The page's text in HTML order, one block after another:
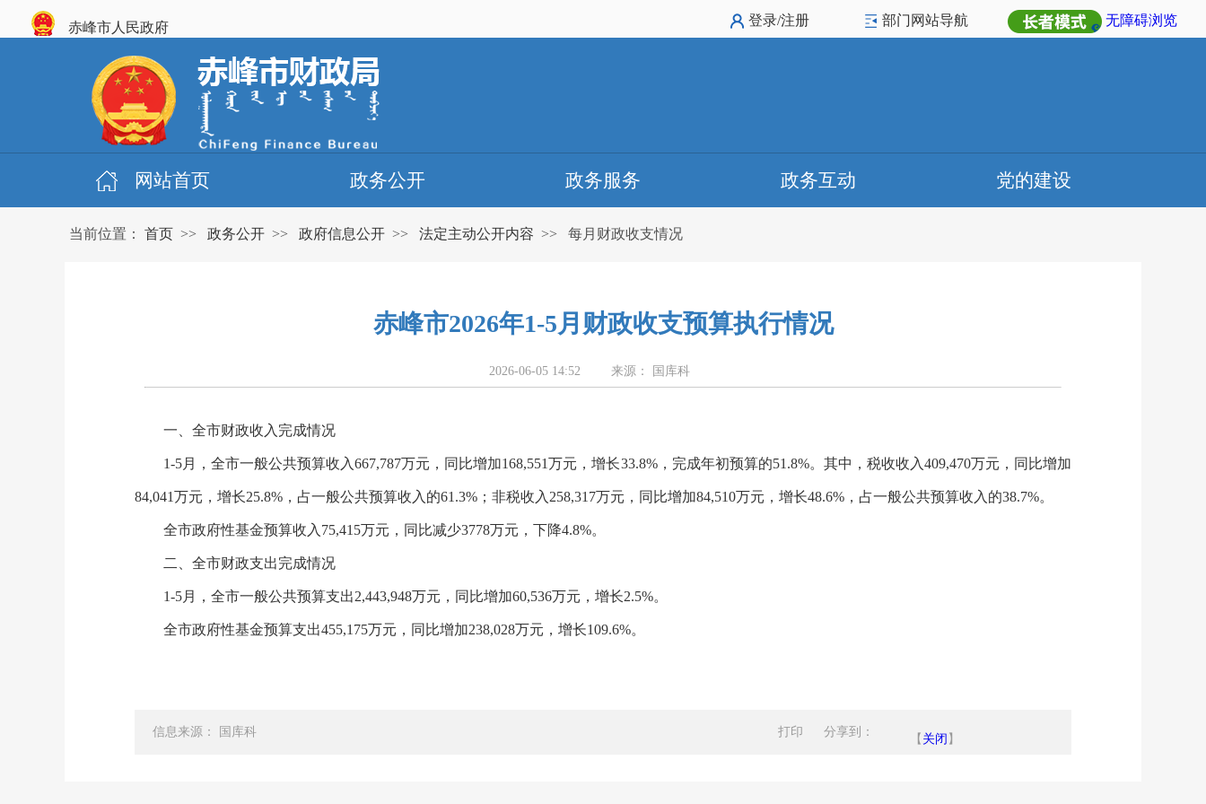
赤峰市人民政府 登录/注册 部门网站导航 无障碍浏览
网站首页 政务公开 政务服务 政务互动 党的建设
当前位置： 首页 >> 政务公开 >> 政府信息公开 >> 法定主动公开内容 >> 每月财政收支情况
赤峰市2026年1-5月财政收支预算执行情况
2026-06-05 14:52 来源： 国库科
一、全市财政收入完成情况
1-5月，全市一般公共预算收入667,787万元，同比增加168,551万元，增长33.8%，完成年初预算的51.8%。其中，税收收入409,470万元，同比增加
84,041万元，增长25.8%，占一般公共预算收入的61.3%；非税收入258,317万元，同比增加84,510万元，增长48.6%，占一般公共预算收入的38.7%。
全市政府性基金预算收入75,415万元，同比减少3778万元，下降4.8%。
二、全市财政支出完成情况
1-5月，全市一般公共预算支出2,443,948万元，同比增加60,536万元，增长2.5%。
全市政府性基金预算支出455,175万元，同比增加238,028万元，增长109.6%。
信息来源： 国库科 打印 分享到：
【 关闭 】